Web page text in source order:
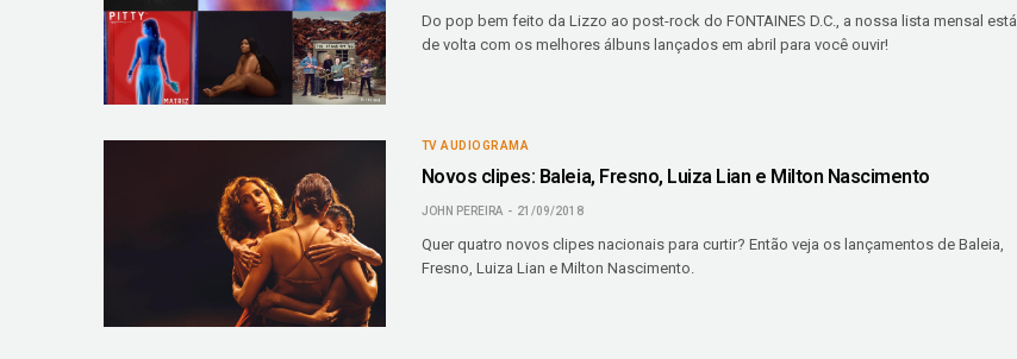
Do pop bem feito da Lizzo ao post-rock do FONTAINES D.C., a nossa lista mensal está
de volta com os melhores álbuns lançados em abril para você ouvir!
TV AUDIOGRAMA
Novos clipes: Baleia, Fresno, Luiza Lian e Milton Nascimento
JOHN PEREIRA 21/09/2018
Quer quatro novos clipes nacionais para curtir? Então veja os lançamentos de Baleia,
Fresno, Luiza Lian e Milton Nascimento.